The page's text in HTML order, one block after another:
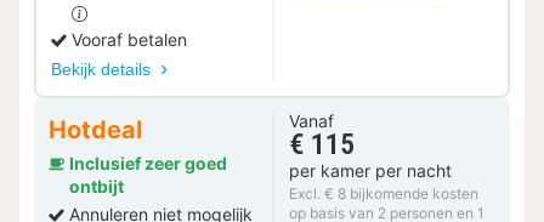
Vooraf betalen
Bekijk details
Hotdeal
Inclusief zeer goed
ontbijt
Annuleren niet mogelijk
Vanaf
€ 115
per kamer per nacht
Excl. € 8 bijkomende kosten
op basis van 2 personen en 1